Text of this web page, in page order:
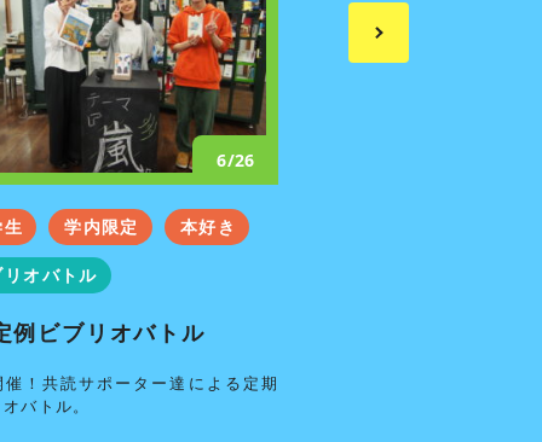
6/26
学内限定 本好き
リオバトル
例ビブリオバトル
催！共読サポーター達による定期
バトル。